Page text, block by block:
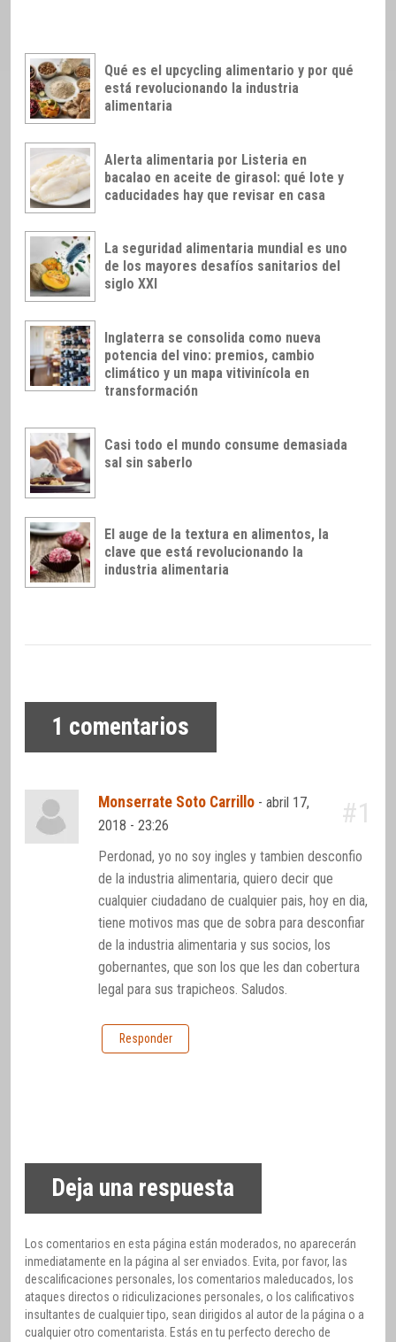
Qué es el upcycling alimentario y por qué
está revolucionando la industria
alimentaria
Alerta alimentaria por Listeria en
bacalao en aceite de girasol: qué lote y
caducidades hay que revisar en casa
La seguridad alimentaria mundial es uno
de los mayores desafíos sanitarios del
siglo XXI
Inglaterra se consolida como nueva
potencia del vino: premios, cambio
climático y un mapa vitivinícola en
transformación
Casi todo el mundo consume demasiada
sal sin saberlo
El auge de la textura en alimentos, la
clave que está revolucionando la
industria alimentaria
1 comentarios
Monserrate Soto Carrillo -abril 17,
2018 - 23:26
#1
Perdonad, yo no soy ingles y tambien desconfio
de la industria alimentaria, quiero decir que
cualquier ciudadano de cualquier pais, hoy en dia,
tiene motivos mas que de sobra para desconfiar
de la industria alimentaria y sus socios, los
gobernantes, que son los que les dan cobertura
legal para sus trapicheos. Saludos.
Responder
Deja una respuesta
Los comentarios en esta página están moderados, no aparecerán
inmediatamente en la página al ser enviados. Evita, por favor, las
descalificaciones personales, los comentarios maleducados, los
ataques directos o ridiculizaciones personales, o los calificativos
insultantes de cualquier tipo, sean dirigidos al autor de la página o a
cualquier otro comentarista. Estás en tu perfecto derecho de